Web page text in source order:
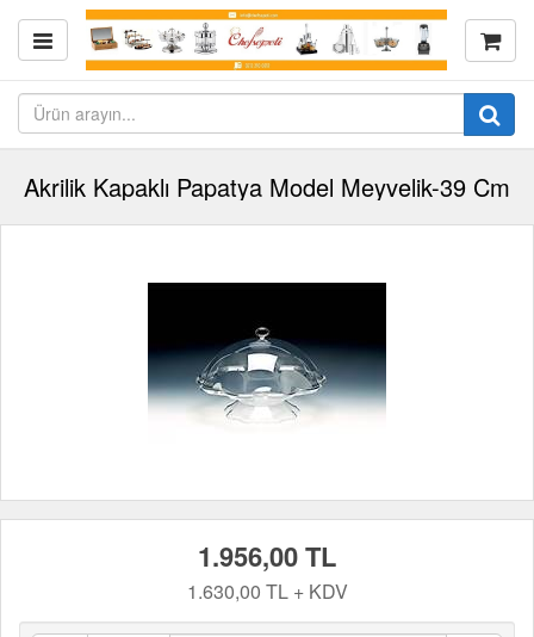
Akrilik Kapaklı Papatya Model Meyvelik-39 Cm
1.956,00 TL
1.630,00 TL + KDV